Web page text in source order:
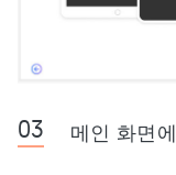
메인 화면